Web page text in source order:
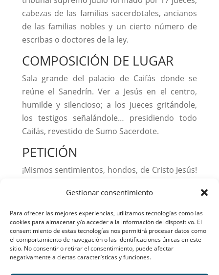
Gestionar consentimiento
Para ofrecer las mejores experiencias, utilizamos tecnologías como las
cookies para almacenar y/o acceder a la información del dispositivo. El
consentimiento de estas tecnologías nos permitirá procesar datos como
el comportamiento de navegación o las identificaciones únicas en este
sitio. No consentir o retirar el consentimiento, puede afectar
negativamente a ciertas características y funciones.
cabezas de las familias sacerdotales, ancianos
de las familias nobles y un cierto número de
escribas o doctores de la ley.
COMPOSICIÓN DE LUGAR
Sala grande del palacio de Caifás donde se
reúne el Sanedrín. Ver a Jesús en el centro,
humilde y silencioso; a los jueces gritándole,
los testigos señalándole… presidiendo todo
Caifás, revestido de Sumo Sacerdote.
PETICIÓN
¡Mismos sentimientos, hondos, de Cristo Jesús!
golpeado, escupido… Todo por mí.
(1) Todo está preparado, porque Jesús está
condenado ya a muerte, y hay que evitar que
parezca una venganza u otra cosa arbitraria,
por eso hay que darle una forma jurídica. Debe